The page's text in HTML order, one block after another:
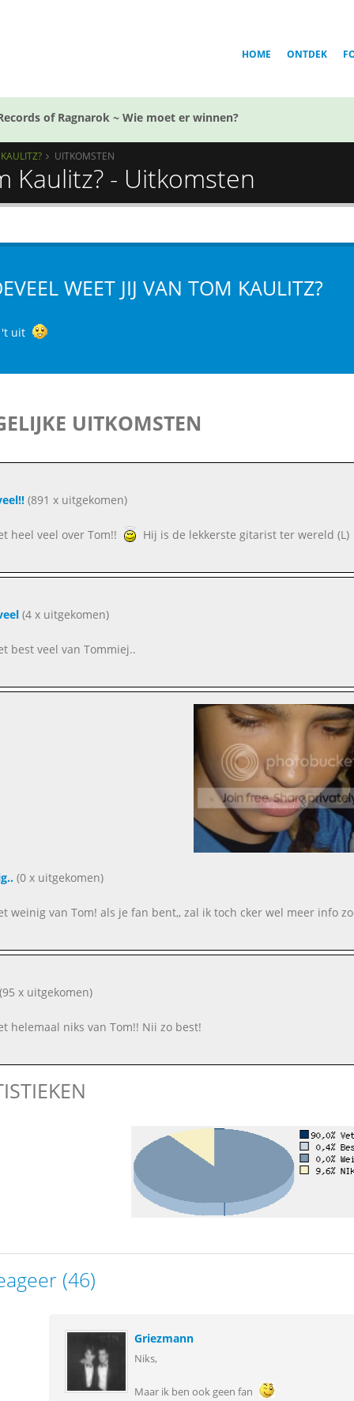
HOME ONTDEK
of Ragnarok ~ Wie moet er winnen?
UITKOMSTEN
Kaulitz? - Uitkomsten
WEET JIJ VAN TOM KAULITZ?
't uit
UITKOMSTEN
(891 x uitgekomen)
heel veel over Tom!! Hij is de lekkerste gitarist ter wereld (L)
(4 x uitgekomen)
best veel van Tommiej..
(0 x uitgekomen)
weinig van Tom! als je fan bent,, zal ik toch cker wel meer info
(95 x uitgekomen)
helemaal niks van Tom!! Nii zo best!
(46)
Griezmann
Niks,
Maar ik ben ook geen fan